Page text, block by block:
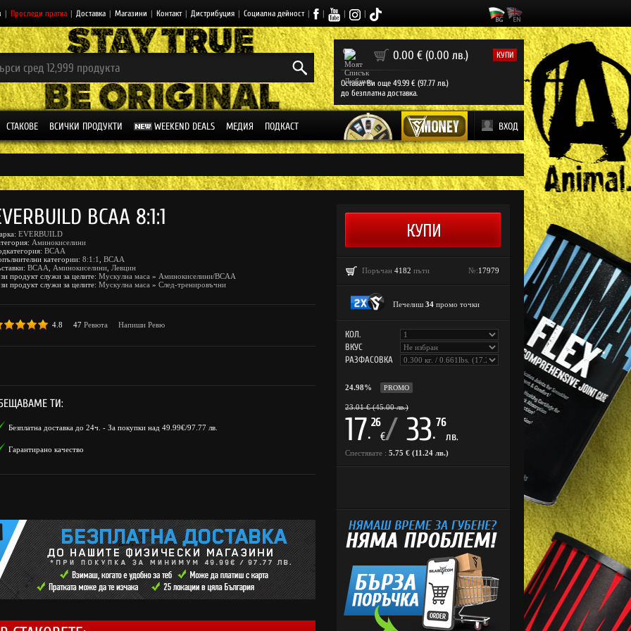
| Проследи пратка | Доставка | Магазини | Контакт | Дистрибуция | Социална дейност | | | |
0 0.00 € (0.00 лв.) КУПИ
Остават Ви още 49.99 € (97.77 лв.)
до безплатна доставка.
СТАКОВЕ ВСИЧКИ ПРОДУКТИ WEEKEND DEALS МЕДИЯ ПОДКАСТ ВХОД
BCAA 8:1:1
EVERBUILD
Аминокиселини
BCAA
категории: 8:1:1
BCAA
BCAA Аминокиселини Левцин
продукт служи за целите: Мускулна маса » Аминокиселини/BCAA
продукт служи за целите: Мускулна маса » След-тренировъчни
4.8 47 Ревюта Напиши Ревю
ТИ:
Безплатна доставка до 24ч. - За покупки над 49.99€/97.77 лв.
Гарантирано качество
Поръчан 4182 пъти №:17979
Печелиш 34 промо точки
КОЛ.
ВКУС
РАЗФАСОВКА
24.98% PROMO
23.01 € (45.00 лв.)
17.
26
€/ 33.
76
лв.
Спестявате : 5.75 € (11.24 лв.)